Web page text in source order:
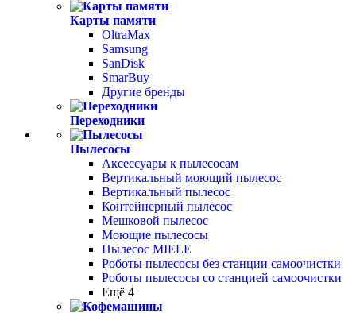
Карты памяти
OltraMax
Samsung
SanDisk
SmarBuy
Другие бренды
Переходники
Пылесосы
Аксессуары к пылесосам
Вертикальный моющий пылесос
Вертикальный пылесос
Контейнерный пылесос
Мешковой пылесос
Моющие пылесосы
Пылесос MIELE
Роботы пылесосы без станции самоочистки
Роботы пылесосы со станцией самоочистки
Ещё 4